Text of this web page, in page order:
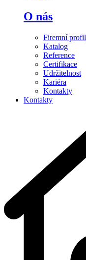
O nás
Firemní profil
Katalog
Reference
Certifikace
Udržitelnost
Kariéra
Kontakty
Kontakty